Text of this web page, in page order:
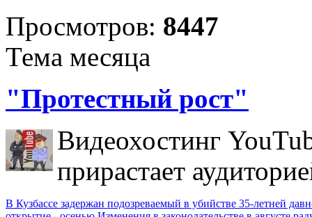
Просмотров: 8447
Тема месяца
"Протестный рост"
Видеохостинг
прирастает
В Кузбассе задержан подозреваемый в убийстве 35-летней